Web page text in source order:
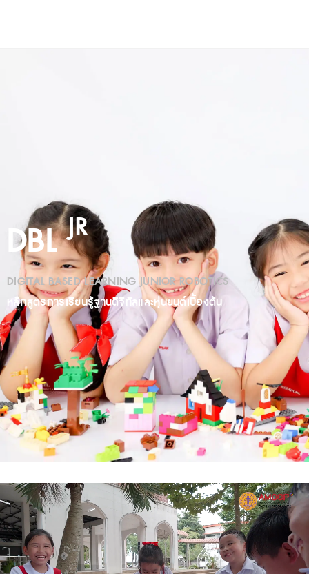
DBLJR
DIGITAL BASED LEARNING JUNIOR ROBOTICS
หลักสูตรการเรียนรู้ฐานดิจิทัลและหุ่นยนต์เบื้องต้น